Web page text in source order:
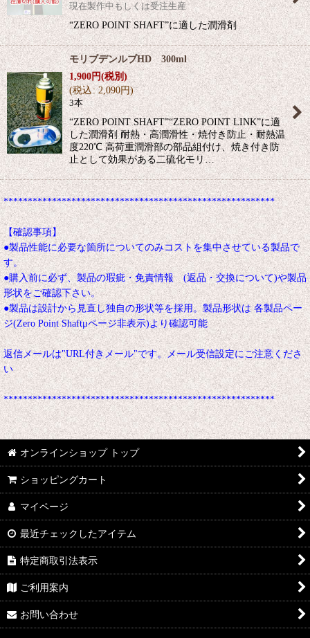
現在製作中もしくは受注生産
“ZERO POINT SHAFT”に適した潤滑剤
モリブデンルブHD 300ml
1,900円(税別)
(税込: 2,090円)
3本
“ZERO POINT SHAFT”“ZERO POINT LINK”に適
した潤滑剤 耐熱・高潤滑性・焼付き防止・耐熱温
度220℃ 高荷重潤滑部の部品組付け、焼き付き防
止として効果がある二硫化モリ…
********************************************************
【確認事項】
●製品性能に必要な箇所についてのみコストを集中させている製品で
す。
●購入前に必ず、製品の瑕疵・免責情報 (返品・交換について)や製品
形状をご確認下さい。
●製品は設計から見直し独自の形状等を採用。製品形状は 各製品ペー
ジ(Zero Point Shaftμページ非表示)より確認可能
返信メールは"URL付きメール"です。メール受信設定にご注意くださ
い
********************************************************
オンラインショップ トップ
ショッピングカート
マイページ
最近チェックしたアイテム
特定商取引法表示
ご利用案内
お問い合わせ